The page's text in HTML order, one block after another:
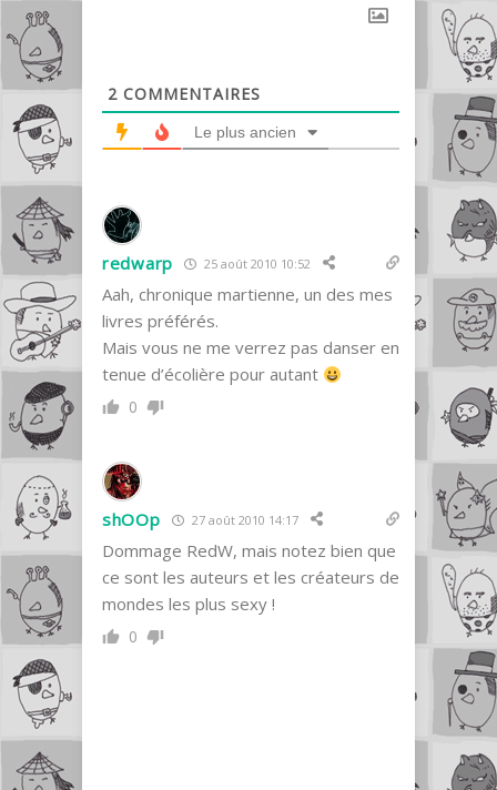
2 COMMENTAIRES
Le plus ancien
redwarp 25 août 2010 10:52
Aah, chronique martienne, un des mes
livres préférés.
Mais vous ne me verrez pas danser en
tenue d’écolière pour autant
0
shOOp 27 août 2010 14:17
Dommage RedW, mais notez bien que
ce sont les auteurs et les créateurs de
mondes les plus sexy !
0